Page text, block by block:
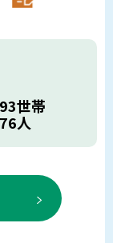
世帯
人